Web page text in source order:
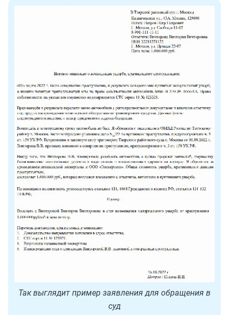
Так выглядит пример заявления для обращения в
суд